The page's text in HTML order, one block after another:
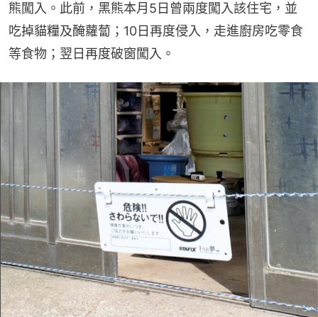
熊闖入。此前，黑熊本月5日曾兩度闖入該住宅，並
吃掉貓糧及醃蘿蔔；10日再度侵入，走進廚房吃零食
等食物；翌日再度破窗闖入。